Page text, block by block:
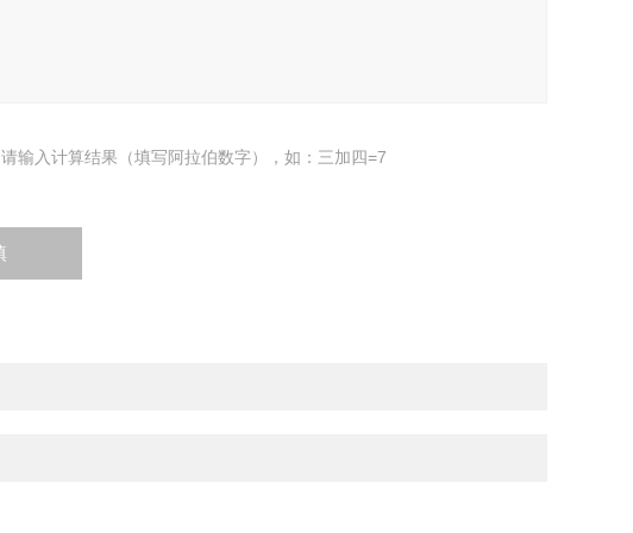
请输入计算结果（填写阿拉伯数字），如：三加四=7